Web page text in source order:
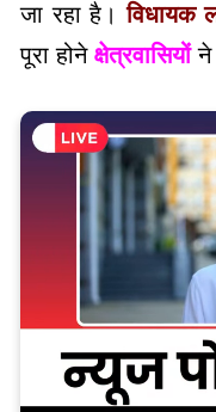
जा रहा है।विधायक
पूरा होने क्षेत्रवासियोंने